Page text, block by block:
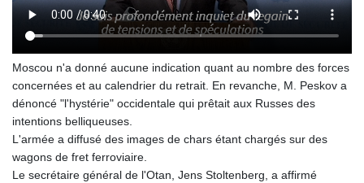
1375549.999767
JMD 158.382433
JOD 0.708998
JPY 158.363496
KGS 87.450284
KMF 425.999989
Moscou n'a donné aucune indication quant au nombre des forces
concernées et au calendrier du retrait. En revanche, M. Peskov a
dénoncé "l'hystérie" occidentale qui prêtait aux Russes des
intentions belliqueuses.
L'armée a diffusé des images de chars étant chargés sur des
wagons de fret ferroviaire.
Le secrétaire général de l'Otan, Jens Stoltenberg, a affirmé